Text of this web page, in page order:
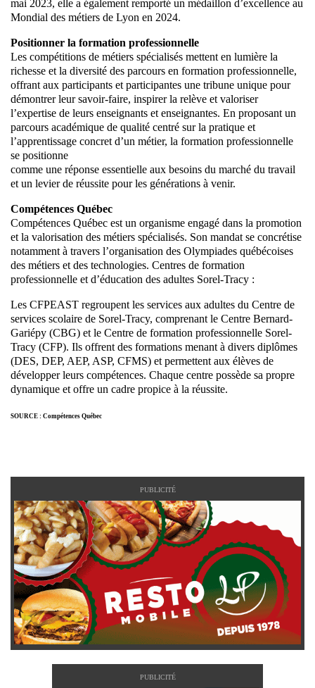
mai 2023, elle a également remporté un médaillon d’excellence au
Mondial des métiers de Lyon en 2024.
Positionner la formation professionnelle
Les compétitions de métiers spécialisés mettent en lumière la
richesse et la diversité des parcours en formation professionnelle,
offrant aux participants et participantes une tribune unique pour
démontrer leur savoir-faire, inspirer la relève et valoriser
l’expertise de leurs enseignants et enseignantes. En proposant un
parcours académique de qualité centré sur la pratique et
l’apprentissage concret d’un métier, la formation professionnelle
se positionne
comme une réponse essentielle aux besoins du marché du travail
et un levier de réussite pour les générations à venir.
Compétences Québec
Compétences Québec est un organisme engagé dans la promotion
et la valorisation des métiers spécialisés. Son mandat se concrétise
notamment à travers l’organisation des Olympiades québécoises
des métiers et des technologies. Centres de formation
professionnelle et d’éducation des adultes Sorel-Tracy :
Les CFPEAST regroupent les services aux adultes du Centre de
services scolaire de Sorel-Tracy, comprenant le Centre Bernard-
Gariépy (CBG) et le Centre de formation professionnelle Sorel-
Tracy (CFP). Ils offrent des formations menant à divers diplômes
(DES, DEP, AEP, ASP, CFMS) et permettent aux élèves de
développer leurs compétences. Chaque centre possède sa propre
dynamique et offre un cadre propice à la réussite.
SOURCE : Compétences Québec
PUBLICITÉ
PUBLICITÉ